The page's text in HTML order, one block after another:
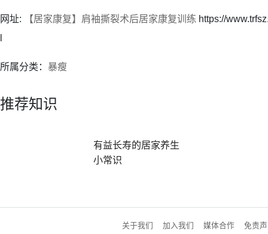
网址: 【居家康复】肩袖撕裂术后居家康复训练 https://
所属分类： 暴瘦
推荐知识
有益长寿的居家养生
小常识
关于我们 加入我们 媒体合作 免责